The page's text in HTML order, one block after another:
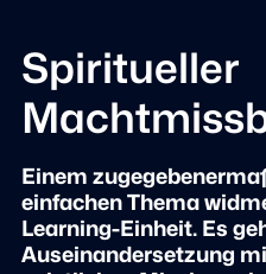
Spiritueller
Einem
einfachen Thema
Learning-Einheit. Es
Auseinandersetzung